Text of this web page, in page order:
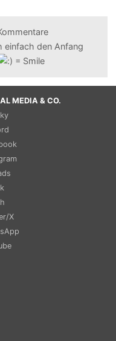
einfach den Anfang
MEDIA & CO.
X